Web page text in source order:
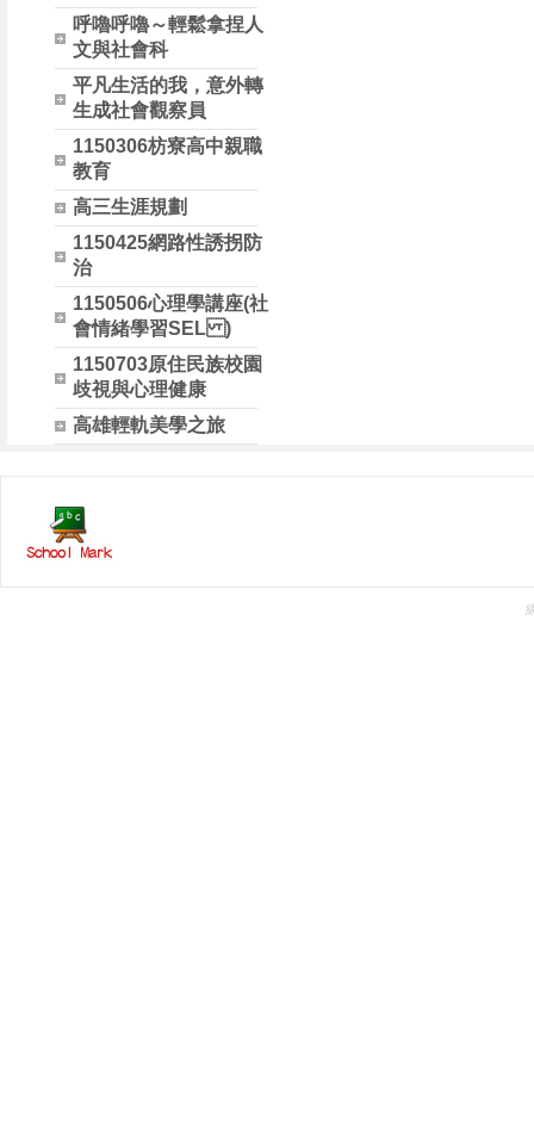
呼嚕呼嚕～輕鬆拿捏人
文與社會科
平凡生活的我，意外轉
生成社會觀察員
1150306枋寮高中親職
教育
高三生涯規劃
1150425網路性誘拐防
治
1150506心理學講座(社
會情緒學習SEL )
1150703原住民族校園
歧視與心理健康
高雄輕軌美學之旅